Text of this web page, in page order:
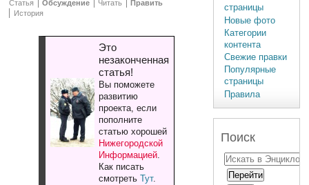
Статья Обсуждение Читать
Править
История
Это
незаконченная
статья!
Вы поможете
развитию
проекта, если
пополните
статью хорошей
Нижегородской
Информацией.
Как писать
смотреть Тут.
страницы
Новые фото
Категории
контента
Свежие правки
Популярные
страницы
Правила
Поиск